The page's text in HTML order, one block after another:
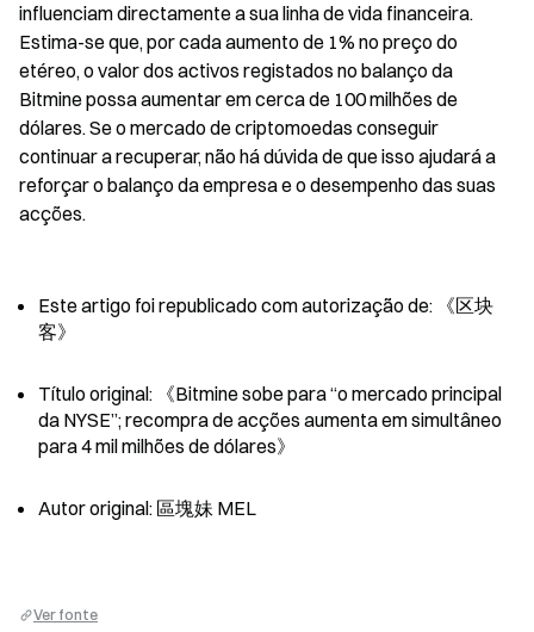
influenciam directamente a sua linha de vida financeira.
Estima-se que, por cada aumento de 1% no preço do
etéreo, o valor dos activos registados no balanço da
Bitmine possa aumentar em cerca de 100 milhões de
dólares. Se o mercado de criptomoedas conseguir
continuar a recuperar, não há dúvida de que isso ajudará a
reforçar o balanço da empresa e o desempenho das suas
acções.
Este artigo foi republicado com autorização de: 《区块
客》
Título original: 《Bitmine sobe para “o mercado principal
da NYSE”; recompra de acções aumenta em simultâneo
para 4 mil milhões de dólares》
Autor original: 區塊妹 MEL
Ver fonte